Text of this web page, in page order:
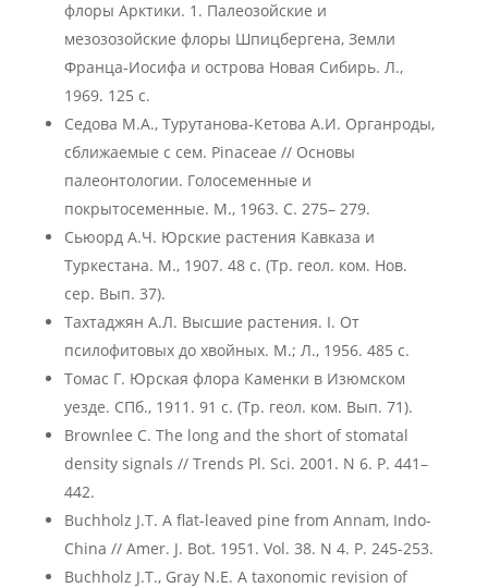
флоры Арктики. 1. Палеозойские и
мезозозойские флоры Шпицбергена, Земли
Франца-Иосифа и острова Новая Сибирь. Л.,
1969. 125 с.
Седова М.А., Турутанова-Кетова А.И. Органроды,
сближаемые с сем. Pinaceae // Основы
палеонтологии. Голосеменные и
покрытосеменные. М., 1963. С. 275– 279.
Сьюорд А.Ч. Юрские растения Кавказа и
Туркестана. М., 1907. 48 с. (Тр. геол. ком. Нов.
сер. Вып. 37).
Тахтаджян А.Л. Высшие растения. I. От
псилофитовых до хвойных. М.; Л., 1956. 485 с.
Томас Г. Юрская флора Каменки в Изюмском
уезде. СПб., 1911. 91 с. (Тр. геол. ком. Вып. 71).
Brownlee C. The long and the short of stomatal
density signals // Trends Pl. Sci. 2001. N 6. Р. 441–
442.
Buchholz J.T. A flat-leaved pine from Annam, Indo-
China // Amer. J. Bot. 1951. Vol. 38. N 4. P. 245-253.
Buchholz J.T., Gray N.E. A taxonomic revision of